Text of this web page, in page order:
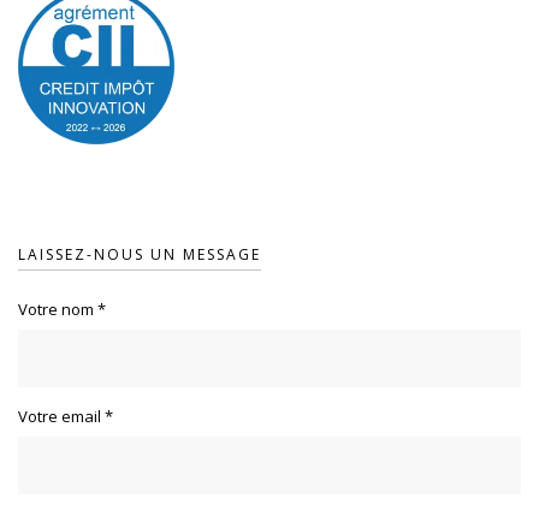
LAISSEZ-NOUS UN MESSAGE
Votre nom *
Votre email *